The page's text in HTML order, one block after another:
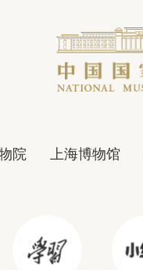
院 上海博物馆